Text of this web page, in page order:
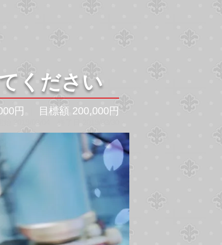
ください
円 目標額 200,000円